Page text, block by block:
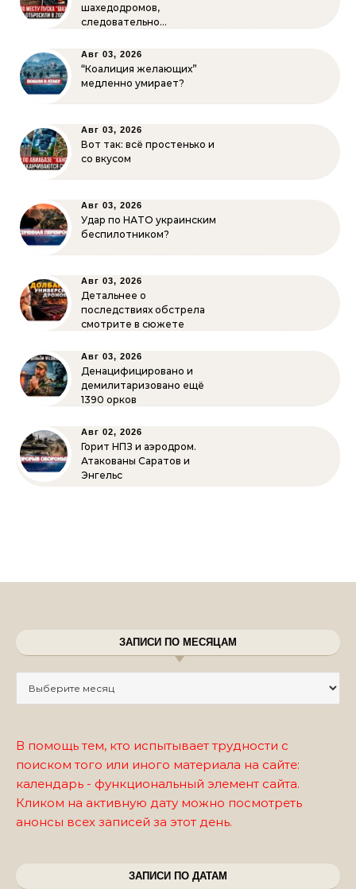
шахедодромов,
следовательно…
Авг 03, 2026
“Коалиция желающих”
медленно умирает?
Авг 03, 2026
Вот так: всё простенько и
со вкусом
Авг 03, 2026
Удар по НАТО украинским
беспилотником?
Авг 03, 2026
Детальнее о
последствиях обстрела
смотрите в сюжете
Авг 03, 2026
Денацифицировано и
демилитаризовано ещё
1390 орков
Авг 02, 2026
Горит НПЗ и аэродром.
Атакованы Саратов и
Энгельс
ЗАПИСИ ПО МЕСЯЦАМ
В помощь тем, кто испытывает трудности с
поиском того или иного материала на сайте:
календарь - функциональный элемент сайта.
Кликом на активную дату можно посмотреть
анонсы всех записей за этот день.
ЗАПИСИ ПО ДАТАМ